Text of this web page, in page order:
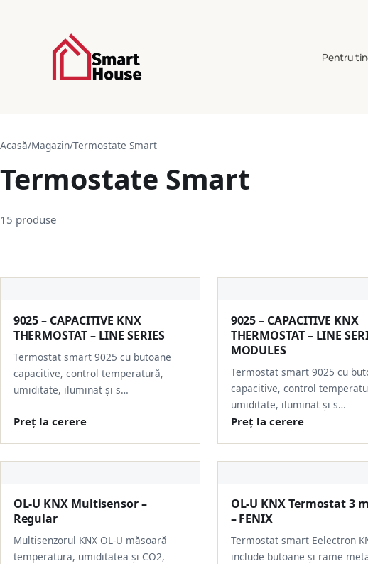
Pentru
Acasă/Magazin/Termostate Smart
Termostate Smart
15 produse
9025 – CAPACITIVE KNX
THERMOSTAT – LINE SERIES
Termostat smart 9025 cu butoane
capacitive, control temperatură,
umiditate, iluminat și s…
Preț la cerere
9025 – CAPACITIVE KNX
THERMOSTAT – LINE
MODULES
Termostat smart 9025 cu
capacitive, control
umiditate, iluminat și s…
Preț la cerere
OL-U KNX Multisensor –
Regular
Multisenzorul KNX OL-U măsoară
temperatura, umiditatea și CO2,
OL-U KNX Termostat 3
– FENIX
Termostat smart Eelectron
include butoane și rame